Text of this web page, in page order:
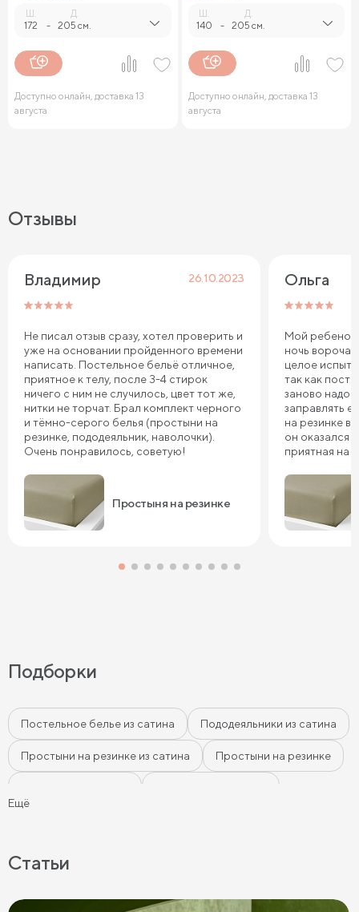
172 -
Д.
205 см.
Доступно онлайн, доставка 13
августа
140 -
Д.
205 см.
Доступно онлайн, доставка 13
августа
Отзывы
Владимир 26.10.2023
Не писал отзыв сразу, хотел проверить и
уже на основании пройденного времени
написать. Постельное бельё отличное,
приятное к телу, после 3-4 стирок
ничего с ним не случилось, цвет тот же,
нитки не торчат. Брал комплект черного
и тёмно-серого белья (простыни на
резинке, пододеяльник, наволочки).
Очень понравилось, советую!
Простыня на резинке
Ольга
Мой ребенок
ночь
целое
так как
заново надо
заправлять
на резинке в
он оказался
приятная на
Подборки
Постельное белье из сатина Пододеяльники из сатина
Простыни на резинке из сатина Простыни на резинке
Ещё
Статьи